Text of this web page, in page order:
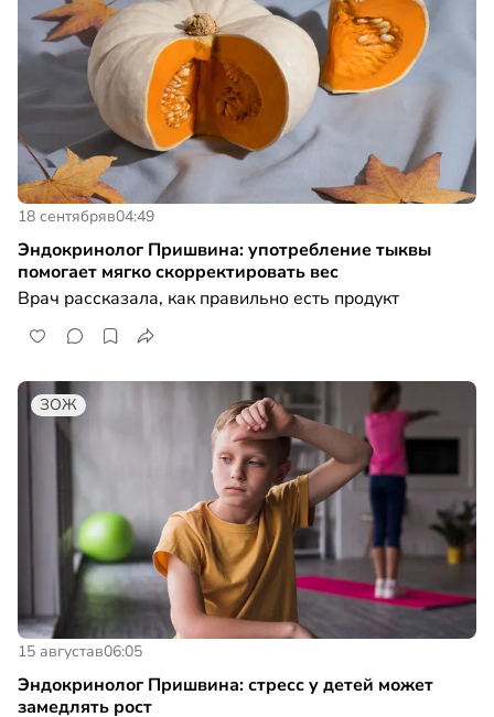
18 сентябряв04:49
Эндокринолог Пришвина: употребление тыквы
помогает мягко скорректировать вес
Врач рассказала, как правильно есть продукт
ЗОЖ
15 августав06:05
Эндокринолог Пришвина: стресс у детей может
замедлять рост